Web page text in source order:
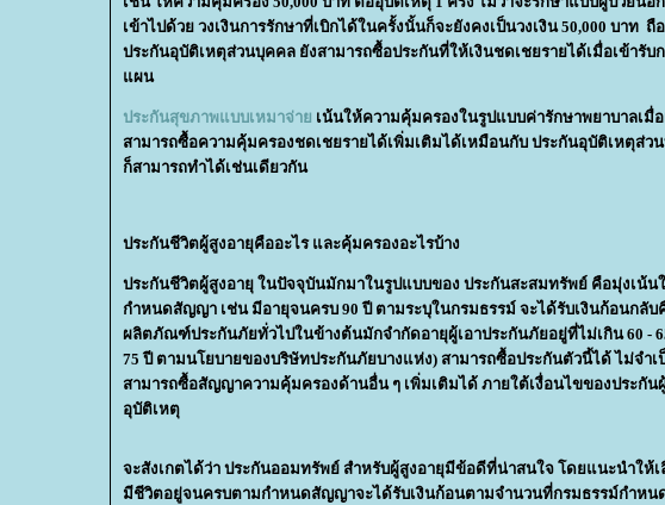
เข้าไปด้วย วงเงินการรักษาที่เบิกได้ในครั้งนั้นก็จะยังคงเป็นวงเงิน 50,000 บา
ประกันอุบัติเหตุส่วนบุคคล ยังสามารถซื้อประกันที่ให้เงินชดเชยรายได้เมื่อเข้ารั
ผน
ประกันสุขภาพแบบเหมาจ่า เน้นให้ความคุ้มครองในรูปแบบค่ารักษาพยาบาลเมื่
สามารถซื้อความคุ้มครองชดเชยรายได้เพิ่มเติมได้เหมือนกับ ประกันอุบัติเหตุส่
ก็สามารถทำได้เช่นเดียวกัน
ประกันชีวิตผู้สูงอายุคืออะไร และคุ้มครองอะไรบ้าง
ประกันชีวิตผู้สูงอายุ ในปัจจุบันมักมาในรูปแบบของ ประกันสะสมทรัพย์ คือมุ่งเน้
กำหนดสัญญา เช่น มีอายุจนครบ 90 ปี ตามระบุในกรมธรรม์ จะได้รับเงินก้อนก
ผลิตภัณฑ์ประกันภัยทั่วไปในข้างต้นมักจำกัดอายุผู้เอาประกันภัยอยู่ที่ไม่เกิน 60 -
75 ปี ตามนโยบายของบริษัทประกันภัยบางแห่ง) สามารถซื้อประกันตัวนี้ได้ ไม่จ
สามารถซื้อสัญญาความคุ้มครองด้านอื่น ๆ เพิ่มเติมได้ ภายใต้เงื่อนไขของประกัน
อุบัติเหตุ
จะสังเกตได้ว่า ประกันออมทรัพย์ สำหรับผู้สูงอายุมีข้อดีที่น่าสนใจ โดยแนะนำใ
มีชีวิตอยู่จนครบตามกำหนดสัญญาจะได้รับเงินก้อนตามจำนวนที่กรมธรรม์กำห